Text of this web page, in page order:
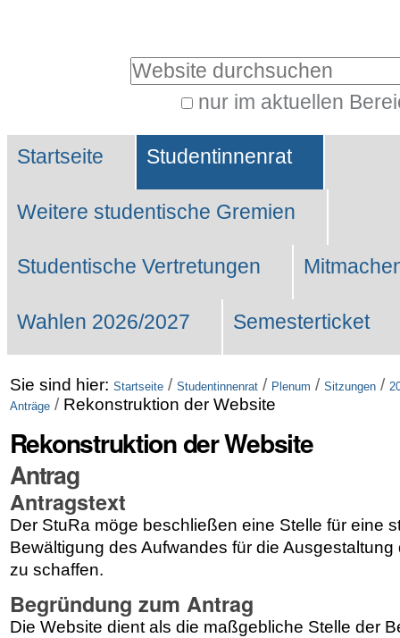
Website durchsuchen
nur im aktuellen
Suche…
Sektionen
Startseite Studentinnenrat
Weitere studentische Gremien
Studentische Vertretungen
Wahlen 2026/2027 Semesterticket
Sie sind hier: Startseite / Studentinnenrat / Plenum / Sitzungen /
Anträge / Rekonstruktion der Website
Rekonstruktion der Website
Antrag
Antragstext
Der StuRa möge beschließen eine Stelle für eine
Bewältigung des Aufwandes für die
zu schaffen.
Begründung zum Antrag
Die Website dient als die maßgebliche Stelle der